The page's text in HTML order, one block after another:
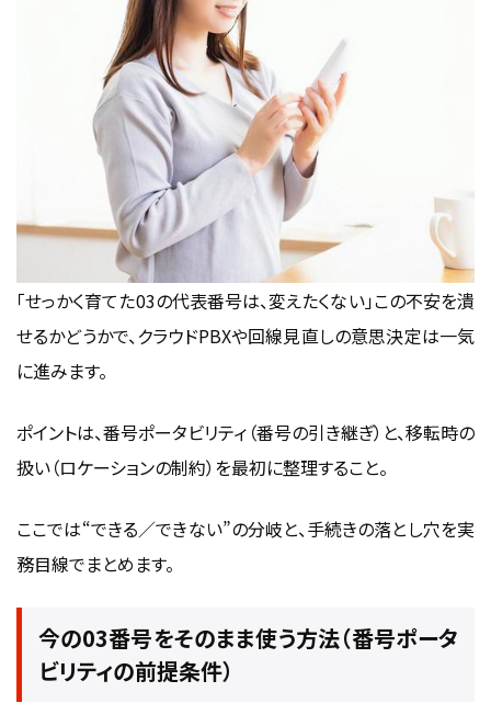
「せっかく育てた03の代表番号は、変えたくない」この不安を潰
せるかどうかで、クラウドPBXや回線見直しの意思決定は一気
に進みます。
ポイントは、番号ポータビリティ（番号の引き継ぎ）と、移転時の
扱い（ロケーションの制約）を最初に整理すること。
ここでは“できる／できない”の分岐と、手続きの落とし穴を実
務目線でまとめます。
今の03番号をそのまま使う方法（番号ポータ
ビリティの前提条件）